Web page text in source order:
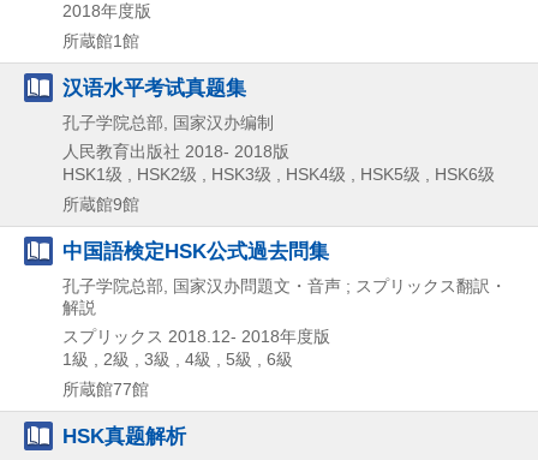
2018年度版
所蔵館1館
汉语水平考试真题集
孔子学院总部, 国家汉办编制
人民教育出版社 2018- 2018版
HSK1级 , HSK2级 , HSK3级 , HSK4级 , HSK5级 , HSK6级
所蔵館9館
中国語検定HSK公式過去問集
孔子学院总部, 国家汉办問題文・音声 ; スプリックス翻訳・
解説
スプリックス 2018.12- 2018年度版
1級 , 2級 , 3級 , 4級 , 5級 , 6級
所蔵館77館
HSK真题解析